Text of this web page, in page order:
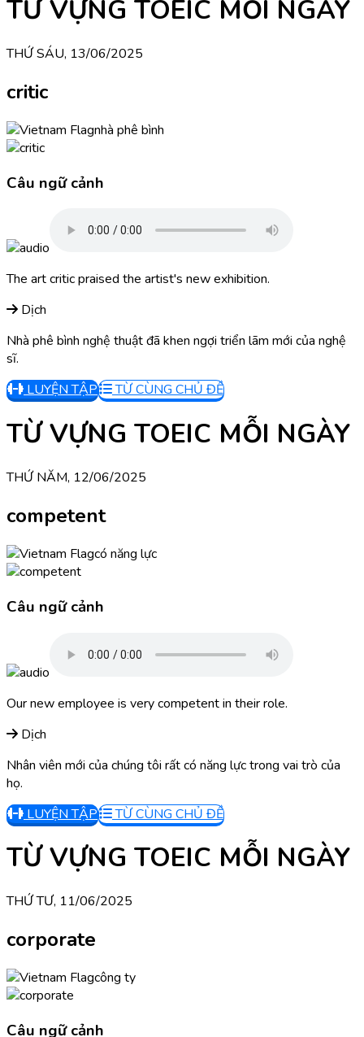
TỪ VỰNG TOEIC MỖI NGÀY
THỨ SÁU, 13/06/2025
critic
nhà phê bình
Câu ngữ cảnh
The art critic praised the artist's new exhibition.
Dịch
Nhà phê bình nghệ thuật đã khen ngợi triển lãm mới của nghệ
sĩ.
LUYỆN TẬP
TỪ CÙNG CHỦ ĐỀ
TỪ VỰNG TOEIC MỖI NGÀY
THỨ NĂM, 12/06/2025
competent
có năng lực
Câu ngữ cảnh
Our new employee is very competent in their role.
Dịch
Nhân viên mới của chúng tôi rất có năng lực trong vai trò của
họ.
LUYỆN TẬP
TỪ CÙNG CHỦ ĐỀ
TỪ VỰNG TOEIC MỖI NGÀY
THỨ TƯ, 11/06/2025
corporate
công ty
Câu ngữ cảnh